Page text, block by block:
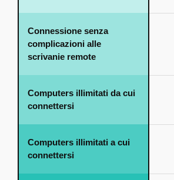
Connessione senza
complicazioni alle
scrivanie remote
Computers illimitati da cui
connettersi
Computers illimitati a cui
connettersi